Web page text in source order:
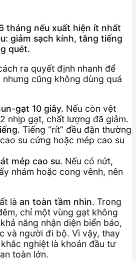
tháng nếu xuất hiện ít nhất
giảm sạch kính, tăng tiếng
quét.
ra quyết định nhanh để
cũng không dùng quá
gạt 10 giây. Nếu còn vệt
nhịp gạt, chất lượng đã giảm.
Tiếng “rít” đều đặn thường
su cứng hoặc mép cao su
mép cao su. Nếu có nứt,
nhám hoặc cong vênh, nên
là an toàn tầm nhìn. Trong
chỉ một vùng gạt không
năng nhận diện biển báo,
và người đi bộ. Vì vậy, thay
nghiệt là khoản đầu tư
toàn lớn.